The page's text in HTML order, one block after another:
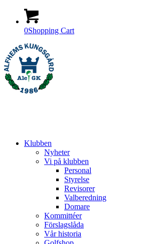
0Shopping Cart
Klubben
Nyheter
Vi på klubben
Personal
Styrelse
Revisorer
Valberedning
Domare
Kommittéer
Förslagslåda
Vår historia